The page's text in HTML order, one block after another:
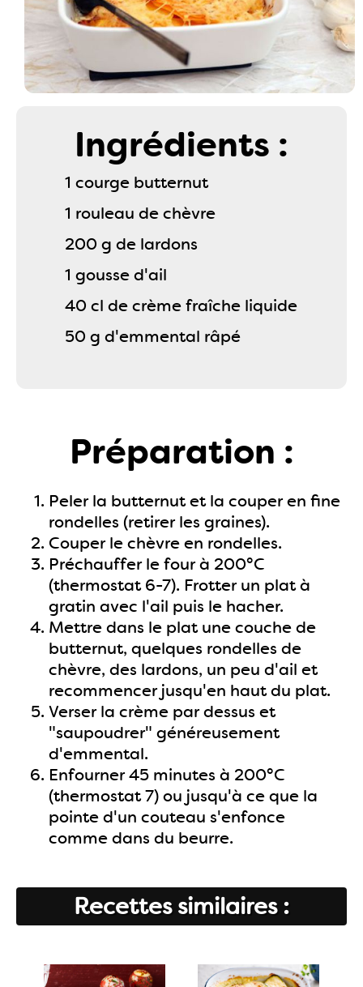
Ingrédients :
1 courge butternut
1 rouleau de chèvre
200 g de lardons
1 gousse d'ail
40 cl de crème fraîche liquide
50 g d'emmental râpé
Préparation :
Peler la butternut et la couper en fine
rondelles (retirer les graines).
Couper le chèvre en rondelles.
Préchauffer le four à 200°C
(thermostat 6-7). Frotter un plat à
gratin avec l'ail puis le hacher.
Mettre dans le plat une couche de
butternut, quelques rondelles de
chèvre, des lardons, un peu d'ail et
recommencer jusqu'en haut du plat.
Verser la crème par dessus et
"saupoudrer" généreusement
d'emmental.
Enfourner 45 minutes à 200°C
(thermostat 7) ou jusqu'à ce que la
pointe d'un couteau s'enfonce
comme dans du beurre.
Recettes similaires :